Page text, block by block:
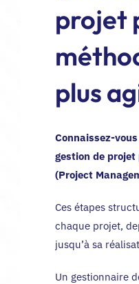
projet
plus
Connaissez-
gestion de projet
(Project
Ces étapes
chaque projet,
jusqu’à sa
Un gestionnaire